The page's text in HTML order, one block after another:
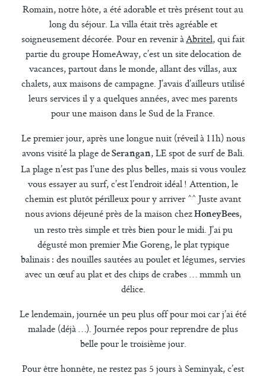
Romain, notre hôte, a été adorable et très présent tout au
long du séjour. La villa était très agréable et
soigneusement décorée. Pour en revenir àAbritel, qui fait
partie du groupe HomeAway, c’est un site delocation de
vacances, partout dans le monde, allant des villas, aux
chalets, aux maisons de campagne. J’avais d’ailleurs utilisé
leurs services il y a quelques années, avec mes parents
pour une maison dans le Sud de la France.
Le premier jour, après une longue nuit (réveil à 11h) nous
avons visité la plage deSerangan, LE spot de surf de Bali.
La plage n’est pas l’une des plus belles, mais si vous voulez
vous essayer au surf, c’est l’endroit idéal ! Attention, le
chemin est plutôt périlleux pour y arriver ^^ Juste avant
nous avions déjeuné près de la maison chezHoneyBees,
un resto très simple et très bien pour le midi. J’ai pu
dégusté mon premier Mie Goreng, le plat typique
balinais : des nouilles sautées au poulet et légumes, servies
avec un œuf au plat et des chips de crabes … mmmh un
délice.
Le lendemain, journée un peu plus off pour moi car j’ai été
malade (déjà …). Journée repos pour reprendre de plus
belle pour le troisième jour.
Pour être honnête, ne restez pas 5 jours à Seminyak, c’est